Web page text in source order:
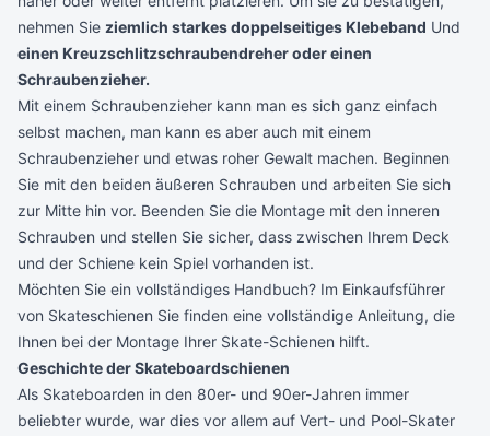
nehmen Sie ziemlich starkes doppelseitiges Klebeband Und
einen Kreuzschlitzschraubendreher oder einen
Schraubenzieher.
Mit einem Schraubenzieher kann man es sich ganz einfach
selbst machen, man kann es aber auch mit einem
Schraubenzieher und etwas roher Gewalt machen. Beginnen
Sie mit den beiden äußeren Schrauben und arbeiten Sie sich
zur Mitte hin vor. Beenden Sie die Montage mit den inneren
Schrauben und stellen Sie sicher, dass zwischen Ihrem Deck
und der Schiene kein Spiel vorhanden ist.
Möchten Sie ein vollständiges Handbuch? Im Einkaufsführer
von Skateschienen Sie finden eine vollständige Anleitung, die
Ihnen bei der Montage Ihrer Skate-Schienen hilft.
Geschichte der Skateboardschienen
Als Skateboarden in den 80er- und 90er-Jahren immer
beliebter wurde, war dies vor allem auf Vert- und Pool-Skater